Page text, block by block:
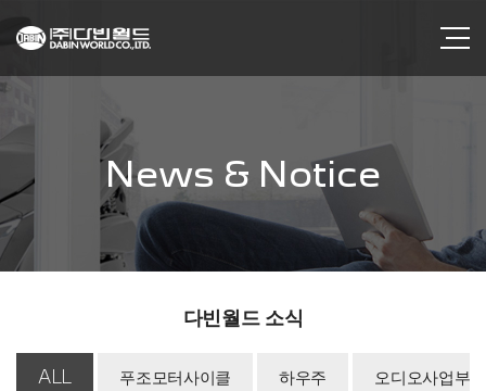
News & Notice
다빈월드 소식
ALL 푸조모터사이클 하우주 오디오사업부